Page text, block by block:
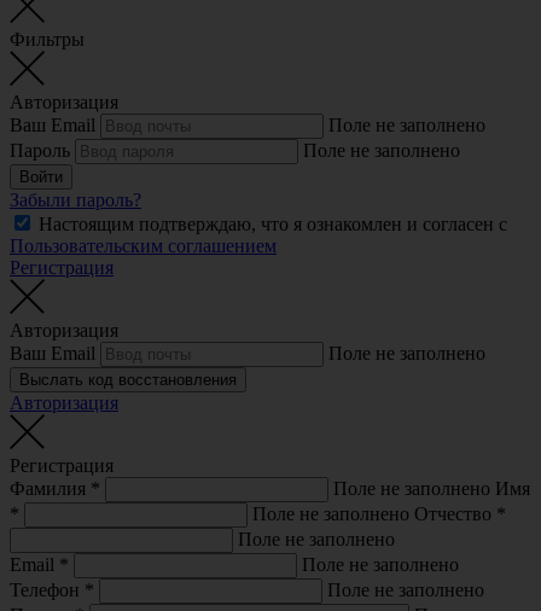
Фильтры
Авторизация
Ваш Email
Поле не заполнено
Пароль
Поле не заполнено
Войти
Забыли пароль?
Настоящим подтверждаю, что я ознакомлен и согласен с
Пользовательским соглашением
Регистрация
Авторизация
Ваш Email
Поле не заполнено
Выслать код восстановления
Авторизация
Регистрация
Фамилия * Поле не заполнено Имя
*
Поле не заполнено Отчество *
Поле не заполнено
Email *
Поле не заполнено
Телефон *
Поле не заполнено